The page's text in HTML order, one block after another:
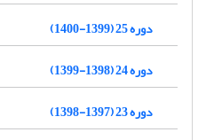
دوره 25 (1399-1400)
دوره 24 (1398-1399)
دوره 23 (1397-1398)